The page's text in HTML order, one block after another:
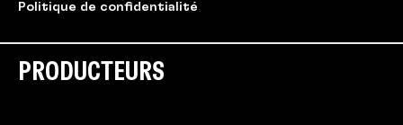
Politique de confidentialité
PRODUCTEURS